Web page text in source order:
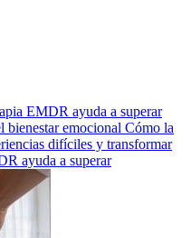
EMDR ayuda a superar
bienestar emocional Cómo la
difíciles y transformar
ayuda a superar